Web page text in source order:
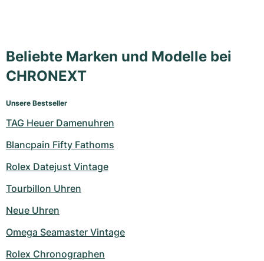
Beliebte Marken und Modelle bei
CHRONEXT
Unsere Bestseller
TAG Heuer Damenuhren
Blancpain Fifty Fathoms
Rolex Datejust Vintage
Tourbillon Uhren
Neue Uhren
Omega Seamaster Vintage
Rolex Chronographen